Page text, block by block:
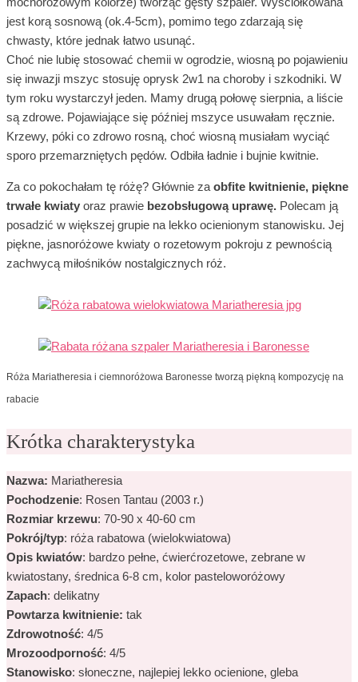
mocnoróżowym kolorze) tworząc gęsty szpaler. Wyściółkowana
jest korą sosnową (ok.4-5cm), pomimo tego zdarzają się
chwasty, które jednak łatwo usunąć.
Choć nie lubię stosować chemii w ogrodzie, wiosną po pojawieniu
się inwazji mszyc stosuję oprysk 2w1 na choroby i szkodniki. W
tym roku wystarczył jeden. Mamy drugą połowę sierpnia, a liście
są zdrowe. Pojawiające się później mszyce usuwałam ręcznie.
Krzewy, póki co zdrowo rosną, choć wiosną musiałam wyciąć
sporo przemarzniętych pędów. Odbiła ładnie i bujnie kwitnie.
Za co pokochałam tę różę? Głównie za obfite kwitnienie, piękne
trwałe kwiaty oraz prawie bezobsługową uprawę. Polecam ją
posadzić w większej grupie na lekko ocienionym stanowisku. Jej
piękne, jasnoróżowe kwiaty o rozetowym pokroju z pewnością
zachwycą miłośników nostalgicznych róż.
Róża Mariatheresia i ciemnoróżowa Baronesse tworzą piękną kompozycję na
rabacie
Krótka charakterystyka
Nazwa: Mariatheresia
Pochodzenie: Rosen Tantau (2003 r.)
Rozmiar krzewu: 70-90 x 40-60 cm
Pokrój/typ: róża rabatowa (wielokwiatowa)
Opis kwiatów: bardzo pełne, ćwierćrozetowe, zebrane w
kwiatostany, średnica 6-8 cm, kolor pasteloworóżowy
Zapach: delikatny
Powtarza kwitnienie: tak
Zdrowotność: 4/5
Mrozoodporność: 4/5
Stanowisko: słoneczne, najlepiej lekko ocienione, gleba